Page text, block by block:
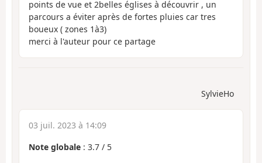
points de vue et 2belles églises à découvrir , un
parcours a éviter après de fortes pluies car tres
boueux ( zones 1à3)
merci à l'auteur pour ce partage
SylvieHo
03 juil. 2023 à 14:09
Note globale : 3.7 / 5